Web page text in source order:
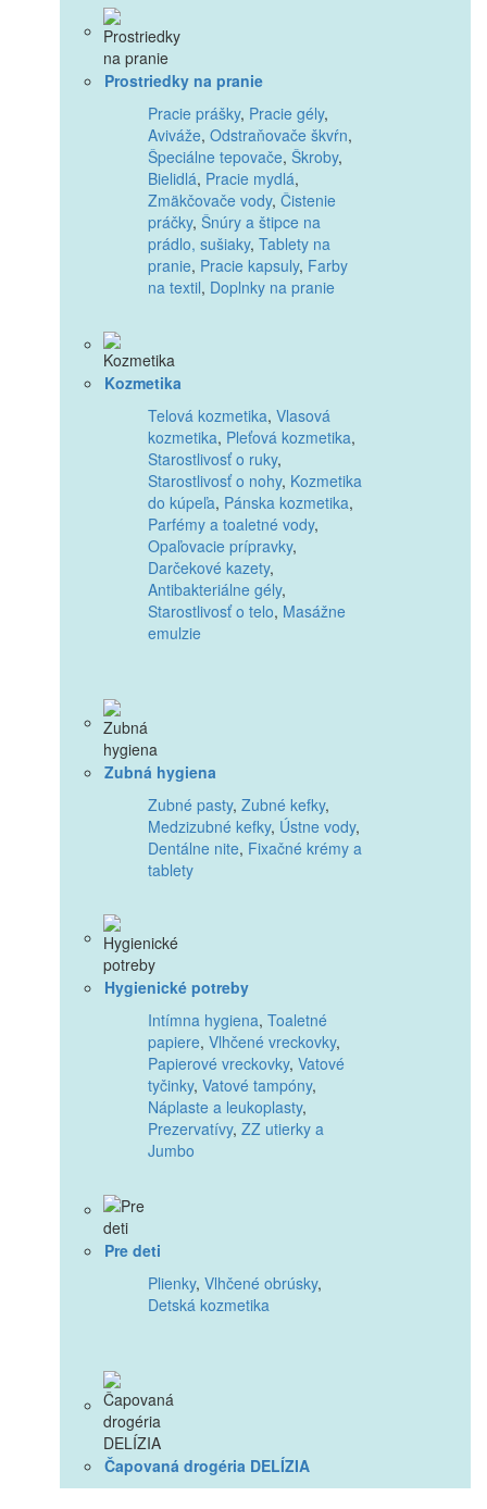
Prostriedky na pranie
Pracie prášky, Pracie gély,
Aviváže, Odstraňovače škvŕn,
Špeciálne tepovače, Škroby,
Bielidlá, Pracie mydlá,
Zmäkčovače vody, Čistenie
práčky, Šnúry a štipce na
prádlo, sušiaky, Tablety na
pranie, Pracie kapsuly, Farby
na textil, Doplnky na pranie
Kozmetika
Telová kozmetika, Vlasová
kozmetika, Pleťová kozmetika,
Starostlivosť o ruky,
Starostlivosť o nohy, Kozmetika
do kúpeľa, Pánska kozmetika,
Parfémy a toaletné vody,
Opaľovacie prípravky,
Darčekové kazety,
Antibakteriálne gély,
Starostlivosť o telo, Masážne
emulzie
Zubná hygiena
Zubné pasty, Zubné kefky,
Medzizubné kefky, Ústne vody,
Dentálne nite, Fixačné krémy a
tablety
Hygienické potreby
Intímna hygiena, Toaletné
papiere, Vlhčené vreckovky,
Papierové vreckovky, Vatové
tyčinky, Vatové tampóny,
Náplaste a leukoplasty,
Prezervatívy, ZZ utierky a
Jumbo
Pre deti
Plienky, Vlhčené obrúsky,
Detská kozmetika
Čapovaná drogéria DELÍZIA